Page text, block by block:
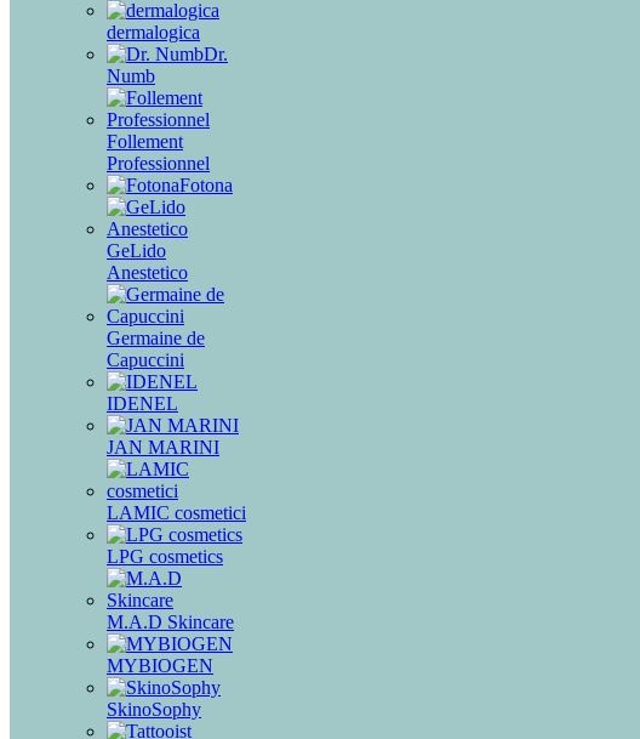
dermalogica
Dr.
Numb
Follement
Professionnel
Fotona
GeLido
Anestetico
Germaine de
Capuccini
IDENEL
JAN MARINI
LAMIC cosmetici
LPG cosmetics
M.A.D Skincare
MYBIOGEN
SkinoSophy